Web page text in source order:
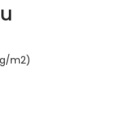
m2)